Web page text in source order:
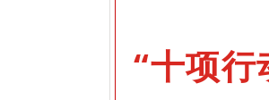
“十项